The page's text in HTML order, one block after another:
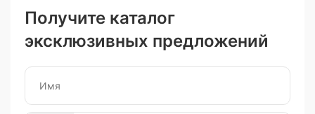
Получите каталог
эксклюзивных предложений